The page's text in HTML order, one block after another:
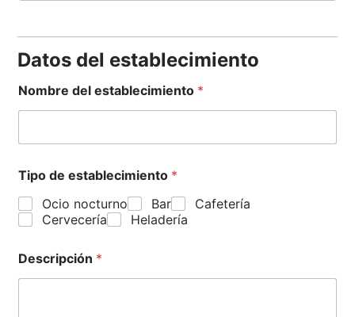
Datos del establecimiento
Nombre del establecimiento *
Tipo de establecimiento *
Ocio nocturno
Bar
Cafetería
Cervecería
Heladería
Descripción *